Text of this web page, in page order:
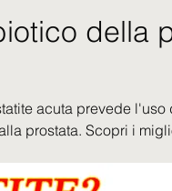
della
acuta prevede
prostata. Scopri i